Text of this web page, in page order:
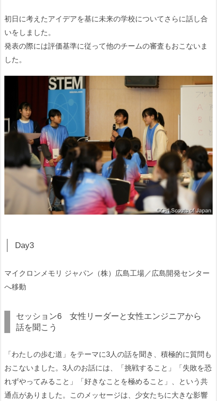
初日に考えたアイデアを基に未来の学校についてさらに話し合
いをしました。
発表の際には評価基準に従って他のチームの審査もおこないま
した。
Day3
マイクロンメモリ ジャパン（株）広島工場／広島開発センター
へ移動
セッション6 女性リーダーと女性エンジニアから
話を聞こう
「わたしの歩む道」をテーマに3人の話を聞き、積極的に質問も
おこないました。3人のお話には、「挑戦すること」「失敗を恐
れずやってみること」「好きなことを極めること」、という共
通点がありました。このメッセージは、少女たちに大きな影響